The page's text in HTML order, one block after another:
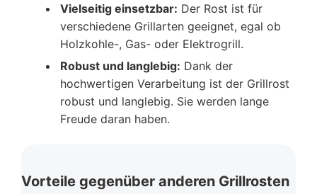
Vielseitig einsetzbar: Der Rost ist für
verschiedene Grillarten geeignet, egal ob
Holzkohle-, Gas- oder Elektrogrill.
Robust und langlebig: Dank der
hochwertigen Verarbeitung ist der Grillrost
robust und langlebig. Sie werden lange
Freude daran haben.
Vorteile gegenüber anderen Grillrosten